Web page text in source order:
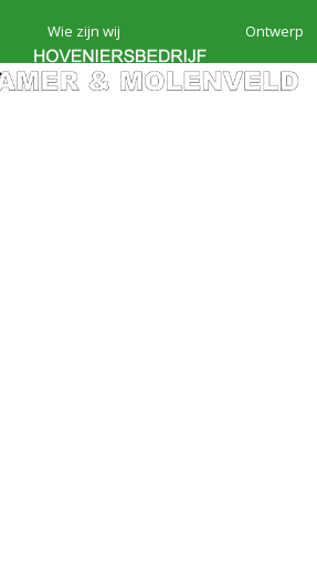
Wie zijn wij Ontwerp